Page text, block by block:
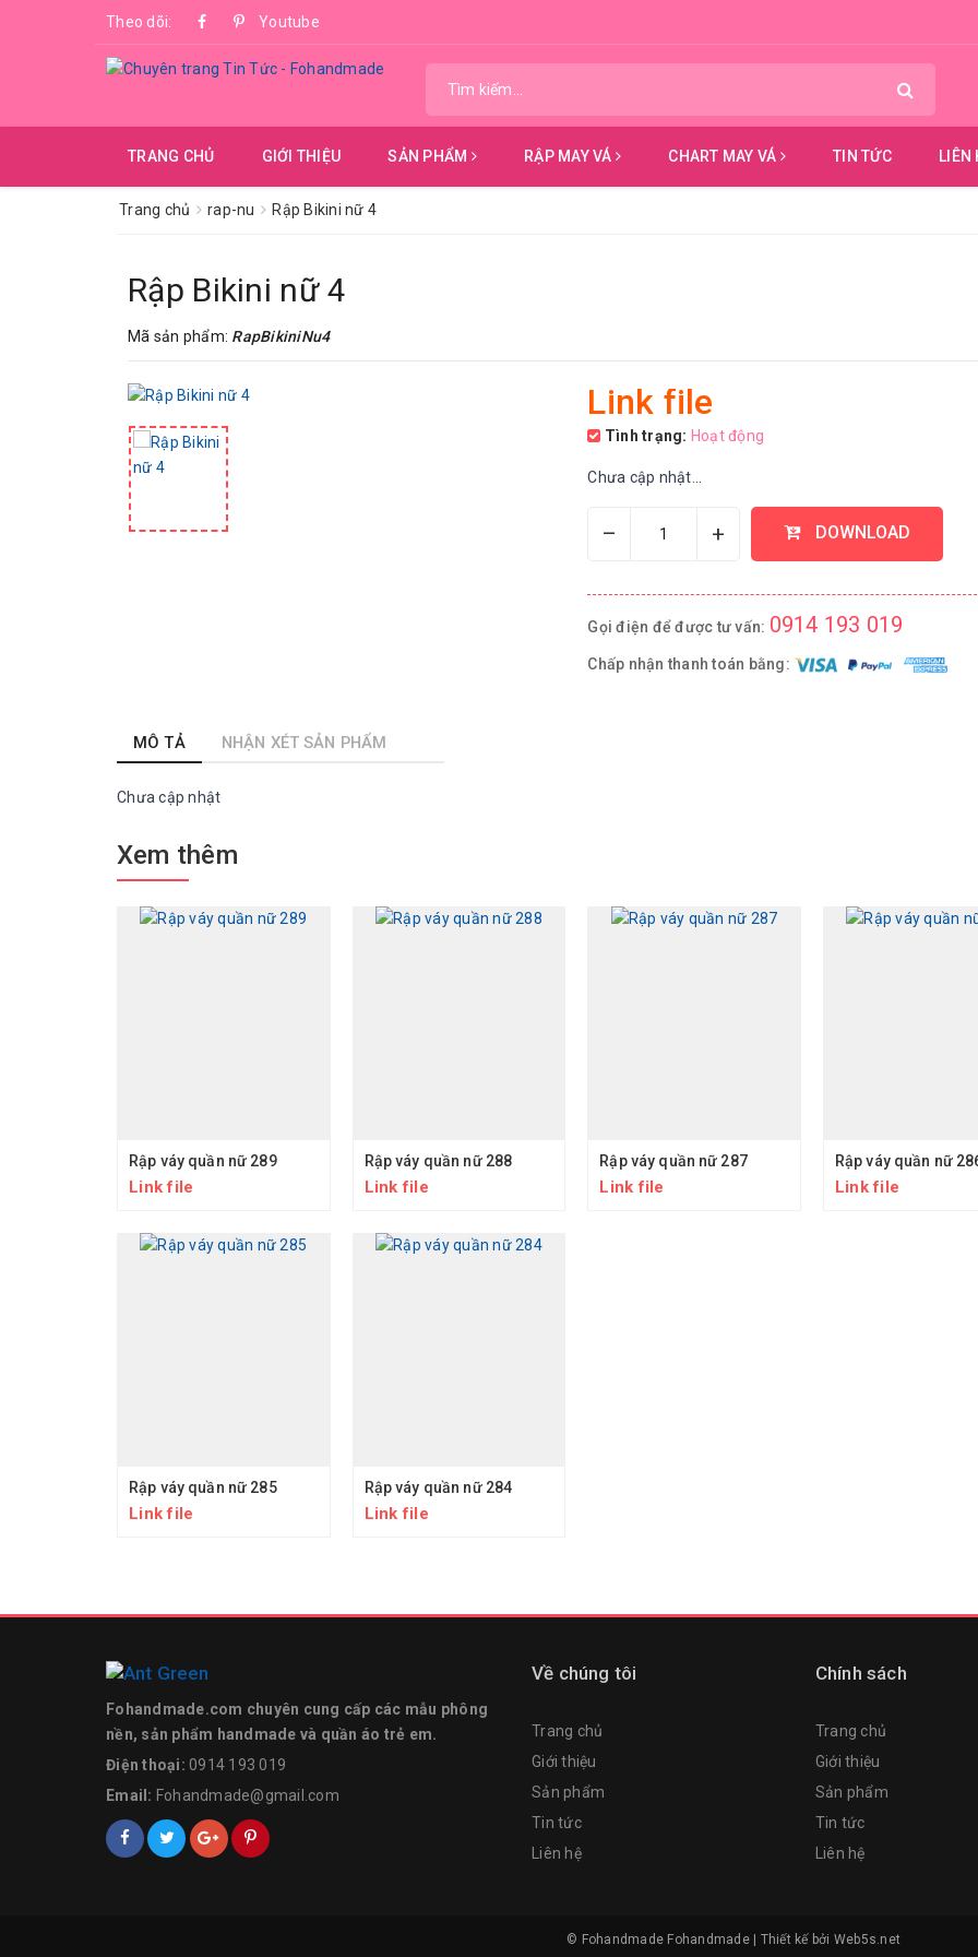
Theo dõi: Youtube
TRANG CHỦ GIỚI THIỆU SẢN PHẨM RẬP MAY VÁ CHART MAY VÁ TIN TỨC LIÊN
Trang chủ rap-nu Rập Bikini nữ 4
Rập Bikini nữ 4
Mã sản phẩm: RapBikiniNu4
Link file
Tình trạng: Hoạt động
Chưa cập nhật...
– + DOWNLOAD
Gọi điện để được tư vấn: 0914 193 019
Chấp nhận thanh toán bằng:
MÔ TẢ NHẬN XÉT SẢN PHẨM
Chưa cập nhật
Xem thêm
Rập váy quần nữ 289
Link file
Rập váy quần nữ 288
Link file
Rập váy quần nữ 287
Link file
Rập váy quần nữ
Link file
Rập váy quần nữ 285
Link file
Rập váy quần nữ 284
Link file
Fohandmade.com chuyên cung cấp các mẫu phông
nền, sản phẩm handmade và quần áo trẻ em.
Điện thoại: 0914 193 019
Email: Fohandmade@gmail.com
Về chúng tôi
Trang chủ
Giới thiệu
Sản phẩm
Tin tức
Liên hệ
Chính sách
Trang chủ
Giới thiệu
Sản phẩm
Tin tức
Liên hệ
© Fohandmade Fohandmade Thiết kế bởi Web5s.net